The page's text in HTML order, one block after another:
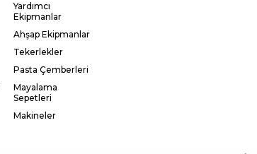
Yardımcı
Ekipmanlar
Ahşap Ekipmanlar
Tekerlekler
Pasta Çemberleri
Mayalama
Sepetleri
Makineler